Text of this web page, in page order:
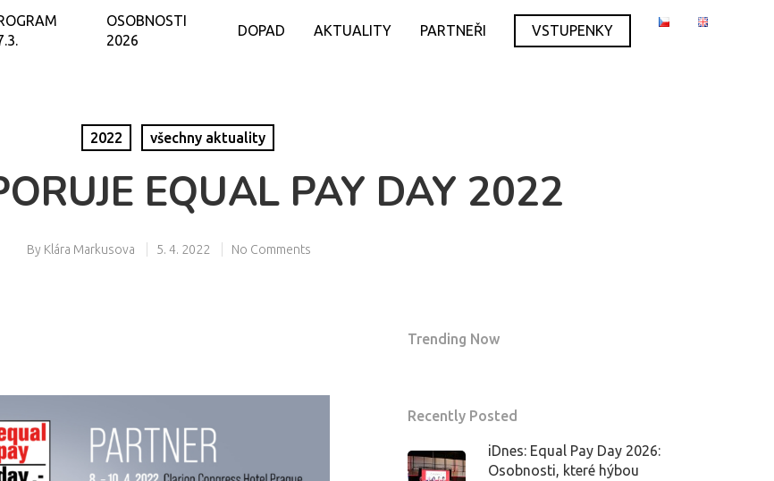
OSOBNOSTI
2026
DOPAD AKTUALITY PARTNEŘI VSTUPENKY
2022 všechny aktuality
EQUAL PAY DAY 2022
By Klára Markusova 5. 4. 2022 No Comments
Trending Now
Recently Posted
iDnes: Equal Pay Day 2026:
Osobnosti, které hýbou